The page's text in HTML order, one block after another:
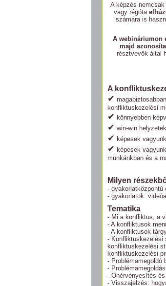
A képzés nemcsak
vagy régóta
számára is
A webináriumon
majd
résztvevők által
A
✔
konfliktuskezelési
✔ könnyebben
✔ win-win
✔ képesek
✔ képesek
munkánkban és a
Milyen
- gyakorlatközpontú
- gyakorlatok:
Tematika
- Mi a konfliktus, a
- A konfliktusok
- A konfliktusok
- Konfliktuskezelési
konfliktuskezelési
konfliktuskezelési
- Problémamegoldó
-
- Önérvényesítés
- Visszajelzés: